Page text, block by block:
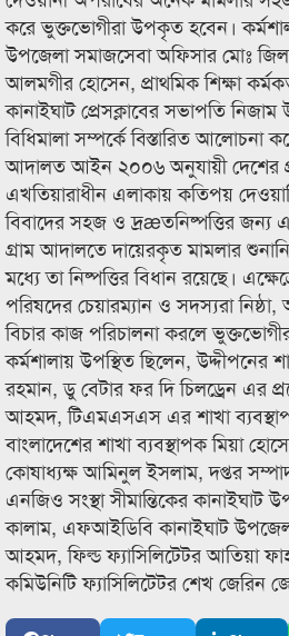
করে ভুক্তভোগীরা উপকৃত হবেন।
উপজেলা সমাজসেবা অফিসার মোঃ
আলমগীর হোসেন, প্রাথমিক শিক্ষা
কানাইঘাট প্রেসক্লাবের সভাপতি
বিধিমালা সম্পর্কে বিস্তারিত আলোচনা
আদালত আইন ২০০৬ অনুযায়ী দেশের
এখতিয়ারাধীন এলাকায় কতিপয়
বিবাদের সহজ ও দ্রæতনিষ্পত্তির
গ্রাম আদালতে দায়েরকৃত মামলার
মধ্যে তা নিষ্পত্তির বিধান রয়েছে।
পরিষদের চেয়ারম্যান ও সদস্যরা
বিচার কাজ পরিচালনা করলে
কর্মশালায় উপস্থিত ছিলেন, উদ্দীপনের
রহমান, ডু বেটার ফর দি চিলড্রেন এর
আহমদ, টিএমএসএস এর শাখা
বাংলাদেশের শাখা ব্যবস্থাপক মিয়া
কোষাধ্যক্ষ আমিনুল ইসলাম, দপ্তর
এনজিও সংস্থা সীমান্তিকের
কালাম, এফআইডিবি কানাইঘাট
আহমদ, ফিল্ড ফ্যাসিলিটেটর আতিয়া
কমিউনিটি ফ্যাসিলিটেটর শেখ জেরিন